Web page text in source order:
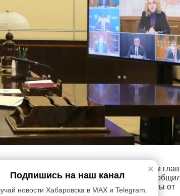
с членами Правительства РФ. На нём
населения от коронавируса. Как
поставку крупной партии вакцины от
✕
Подпишись на наш канал
новости Хабаровска в MAX и Telegram.